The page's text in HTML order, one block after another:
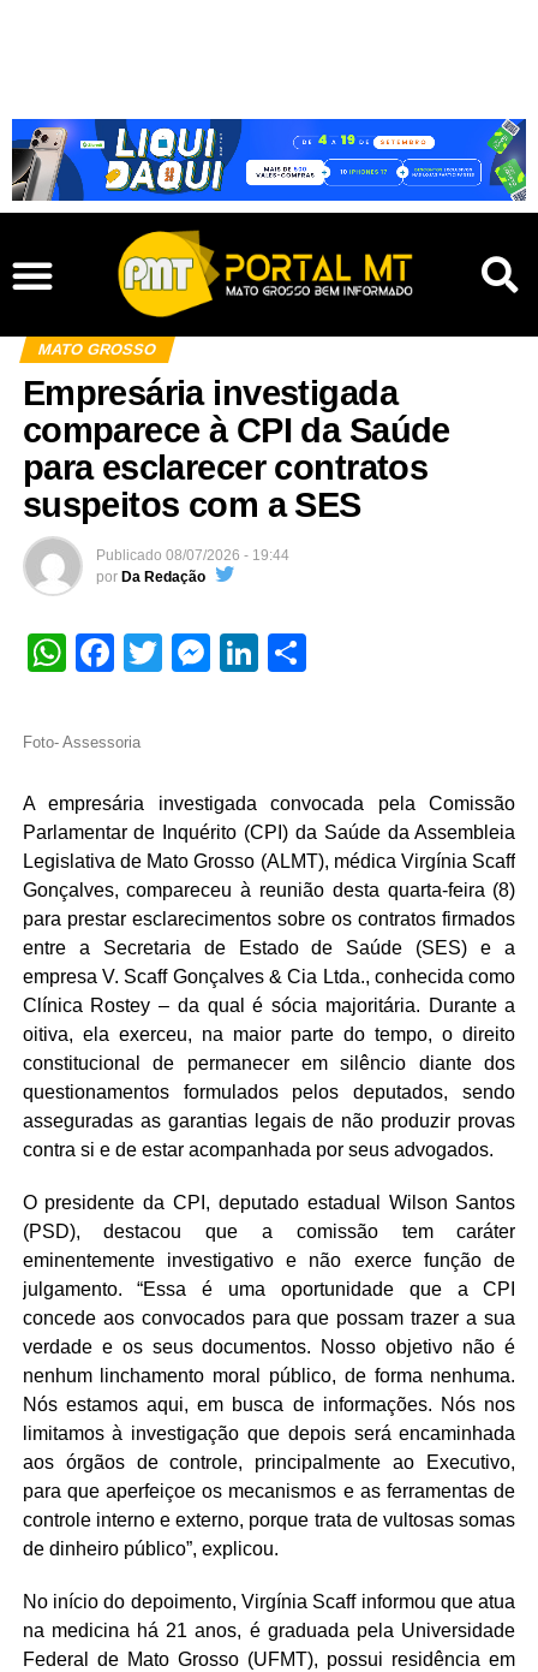
MATO GROSSO
Empresária investigada
comparece à CPI da Saúde
para esclarecer contratos
suspeitos com a SES
Publicado 08/07/2026 - 19:44
por Da Redação
WhatsApp
Facebook
TwitterMessenger
LinkedIn
Foto- Assessoria
A empresária investigada convocada pela Comissão
Parlamentar de Inquérito (CPI) da Saúde da Assembleia
Legislativa de Mato Grosso (ALMT), médica Virgínia Scaff
Gonçalves, compareceu à reunião desta quarta-feira (8)
para prestar esclarecimentos sobre os contratos firmados
entre a Secretaria de Estado de Saúde (SES) e a
empresa V. Scaff Gonçalves & Cia Ltda., conhecida como
Clínica Rostey – da qual é sócia majoritária. Durante a
oitiva, ela exerceu, na maior parte do tempo, o direito
constitucional de permanecer em silêncio diante dos
questionamentos formulados pelos deputados, sendo
asseguradas as garantias legais de não produzir provas
contra si e de estar acompanhada por seus advogados.
O presidente da CPI, deputado estadual Wilson Santos
(PSD), destacou que a comissão tem caráter
eminentemente investigativo e não exerce função de
julgamento. “Essa é uma oportunidade que a CPI
concede aos convocados para que possam trazer a sua
verdade e os seus documentos. Nosso objetivo não é
nenhum linchamento moral público, de forma nenhuma.
Nós estamos aqui, em busca de informações. Nós nos
limitamos à investigação que depois será encaminhada
aos órgãos de controle, principalmente ao Executivo,
para que aperfeiçoe os mecanismos e as ferramentas de
controle interno e externo, porque trata de vultosas somas
de dinheiro público”, explicou.
No início do depoimento, Virgínia Scaff informou que atua
na medicina há 21 anos, é graduada pela Universidade
Federal de Mato Grosso (UFMT), possui residência em